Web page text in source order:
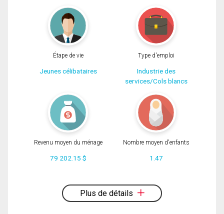
Étape de vie
Jeunes célibataires
Type d'emploi
Industrie des
services/Cols blancs
Revenu moyen du ménage
79 202.15 $
Nombre moyen d'enfants
1.47
Plus de détails